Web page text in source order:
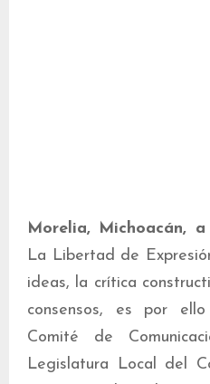
Morelia, Michoacán,
La Libertad de
ideas, la crítica
consensos, es por
Comité de
Legislatura Local del